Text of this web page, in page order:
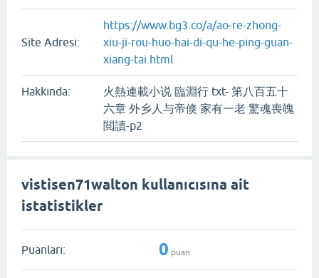
Site Adresi:
https://www.bg3.co/a/ao-re-zhong-
xiu-ji-rou-huo-hai-di-qu-he-ping-guan-
xiang-tai.html
Hakkında:
火熱連載小说 臨淵行 txt- 第八百五十
六章 外乡人与帝倏 家有一老 驚魂喪魄
閲讀-p2
vistisen71walton kullanıcısına ait
istatistikler
Puanları: 0 puan